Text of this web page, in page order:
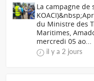
La campagne de
du Ministre des
Maritimes,
mercredi 05 ao...
il y a 2 jours